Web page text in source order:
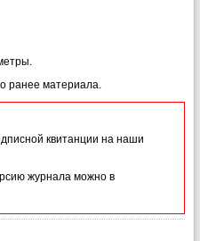
ранее материала.
квитанции на наши
журнала можно в